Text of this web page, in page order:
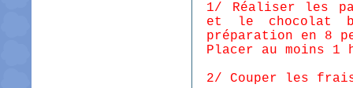
1/ Réaliser les
et le chocolat
préparation en 8
Placer au moins
2/ Couper les